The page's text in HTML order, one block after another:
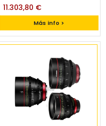
Más info >
11.303,80 €